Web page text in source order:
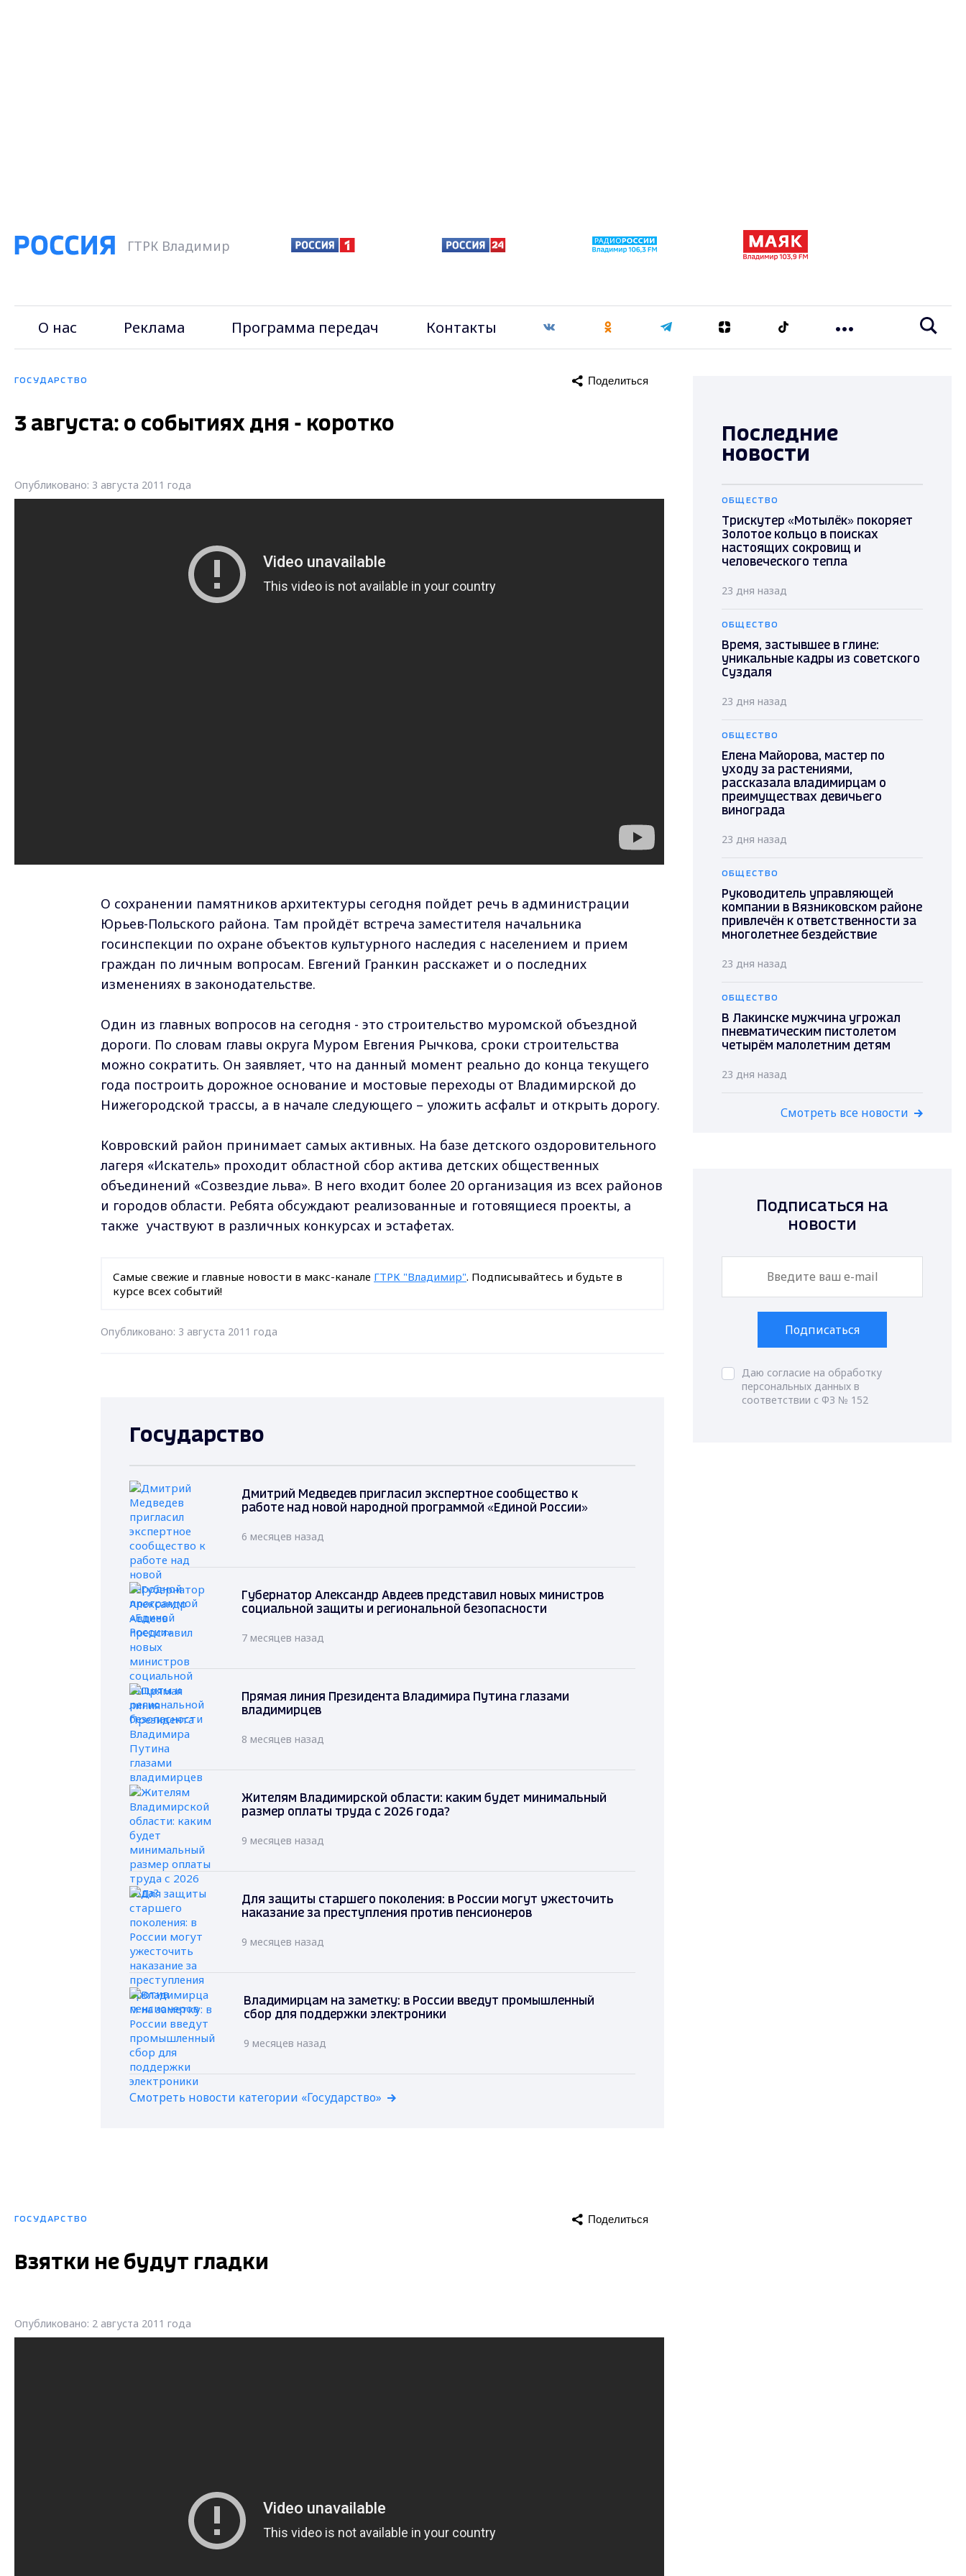
ГТРК Владимир
О нас Реклама Программа передач Контакты
ГОСУДАРСТВО Поделиться
3 августа: о событиях дня - коротко
Опубликовано: 3 августа 2011 года
О сохранении памятников архитектуры сегодня пойдет речь в администрации
Юрьев-Польского района. Там пройдёт встреча заместителя начальника
госинспекции по охране объектов культурного наследия с населением и прием
граждан по личным вопросам. Евгений Гранкин расскажет и о последних
изменениях в законодательстве.
Один из главных вопросов на сегодня - это строительство муромской объездной
дороги. По словам главы округа Муром Евгения Рычкова, сроки строительства
можно сократить. Он заявляет, что на данный момент реально до конца текущего
года построить дорожное основание и мостовые переходы от Владимирской до
Нижегородской трассы, а в начале следующего – уложить асфальт и открыть дорогу.
Ковровский район принимает самых активных. На базе детского оздоровительного
лагеря «Искатель» проходит областной сбор актива детских общественных
объединений «Созвездие льва». В него входит более 20 организация из всех районов
и городов области. Ребята обсуждают реализованные и готовящиеся проекты, а
также участвуют в различных конкурсах и эстафетах.
Самые свежие и главные новости в макс-канале ГТРК "Владимир". Подписывайтесь и будьте в
курсе всех событий!
Опубликовано: 3 августа 2011 года
Государство
Дмитрий Медведев пригласил экспертное сообщество к
работе над новой народной программой «Единой России»
6 месяцев назад
Губернатор Александр Авдеев представил новых министров
социальной защиты и региональной безопасности
7 месяцев назад
Прямая линия Президента Владимира Путина глазами
владимирцев
8 месяцев назад
Жителям Владимирской области: каким будет минимальный
размер оплаты труда с 2026 года?
9 месяцев назад
Для защиты старшего поколения: в России могут ужесточить
наказание за преступления против пенсионеров
9 месяцев назад
Владимирцам на заметку: в России введут промышленный
сбор для поддержки электроники
9 месяцев назад
Смотреть новости категории «Государство»
ГОСУДАРСТВО Поделиться
Взятки не будут гладки
Опубликовано: 2 августа 2011 года
Последние
новости
ОБЩЕСТВО
Трискутер «Мотылёк» покоряет
Золотое кольцо в поисках
настоящих сокровищ и
человеческого тепла
23 дня назад
ОБЩЕСТВО
Время, застывшее в глине:
уникальные кадры из советского
Суздаля
23 дня назад
ОБЩЕСТВО
Елена Майорова, мастер по
уходу за растениями,
рассказала владимирцам о
преимуществах девичьего
винограда
23 дня назад
ОБЩЕСТВО
Руководитель управляющей
компании в Вязниковском районе
привлечён к ответственности за
многолетнее бездействие
23 дня назад
ОБЩЕСТВО
В Лакинске мужчина угрожал
пневматическим пистолетом
четырём малолетним детям
23 дня назад
Смотреть все новости
Подписаться на
новости
Подписаться
Даю согласие на обработку
персональных данных в
соответствии с ФЗ № 152